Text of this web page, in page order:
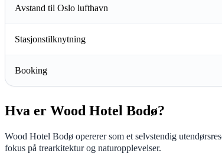
Avstand til Oslo lufthavn
Stasjonstilknytning
Booking
Hva er Wood Hotel Bodø?
Wood Hotel Bodø opererer som et selvstendig
fokus på trearkitektur og naturopplevelser.